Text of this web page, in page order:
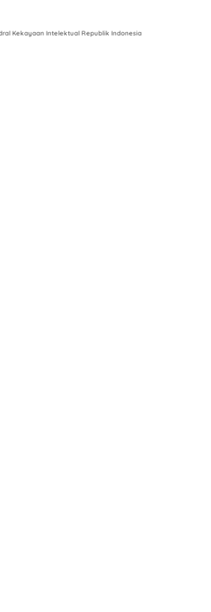
Kekayaan Intelektual Republik Indonesia